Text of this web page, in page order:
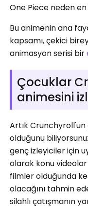
One Piece neden en
Bu animenin ana
kapsamı, çekici
animasyon serisi bir
Çocuklar
animesini
Artık
olduğunu
genç izleyiciler için
olarak konu
filmler olduğunda
olacağını tahmin
silahlı çatışmanın